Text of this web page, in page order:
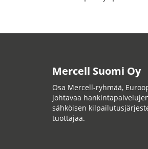
Mercell Suomi Oy
Osa Mercell-ryhmää,
johtavaa
sähköisen
tuottajaa.